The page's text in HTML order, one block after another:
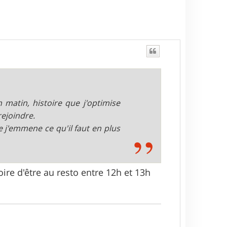
matin, histoire que j'optimise
j'emmene ce qu'il faut en plus
d'être au resto entre 12h et 13h